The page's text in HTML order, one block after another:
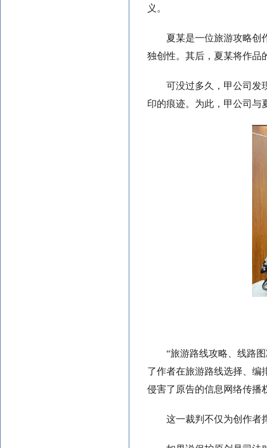
义。
夏某是一位旅游攻略创
独创性。其后，夏某将作品
可没过多久，甲公司发
印的痕迹。为此，甲公司与
“旅游路线攻略、线路
了作者在旅游路线选择、编
侵害了原告的信息网络传播
这一裁判不仅为创作者